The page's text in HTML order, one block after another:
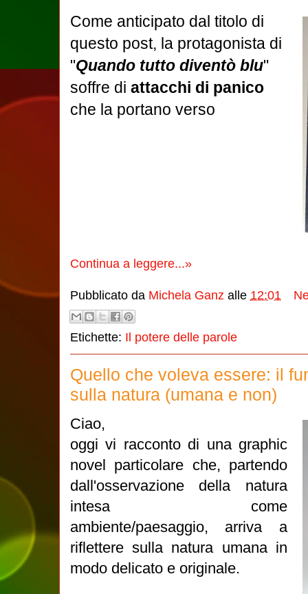
Come anticipato dal titolo di
questo post, la protagonista di
"Quando tutto diventò blu"
soffre di attacchi di panico
che la portano verso
Continua a leggere...»
Pubblicato da Michela Ganz alle 12:01
Etichette: Il potere delle parole
Quello che voleva essere: il
sulla natura (umana e non)
Ciao,
oggi vi racconto di una graphic
novel particolare che, partendo
dall'osservazione della natura
intesa come
ambiente/paesaggio, arriva a
riflettere sulla natura umana in
modo delicato e originale.